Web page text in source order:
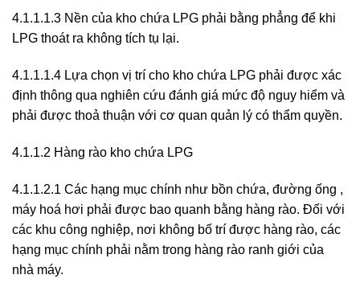
4.1.1.1.3 Nền của kho chứa LPG phải bằng phẳng để khi
LPG thoát ra không tích tụ lại.
4.1.1.1.4 Lựa chọn vị trí cho kho chứa LPG phải được xác
định thông qua nghiên cứu đánh giá mức độ nguy hiểm và
phải được thoả thuận với cơ quan quản lý có thẩm quyền.
4.1.1.2 Hàng rào kho chứa LPG
4.1.1.2.1 Các hạng mục chính như bồn chứa, đường ống ,
máy hoá hơi phải được bao quanh bằng hàng rào. Đối với
các khu công nghiệp, nơi không bố trí được hàng rào, các
hạng mục chính phải nằm trong hàng rào ranh giới của
nhà máy.